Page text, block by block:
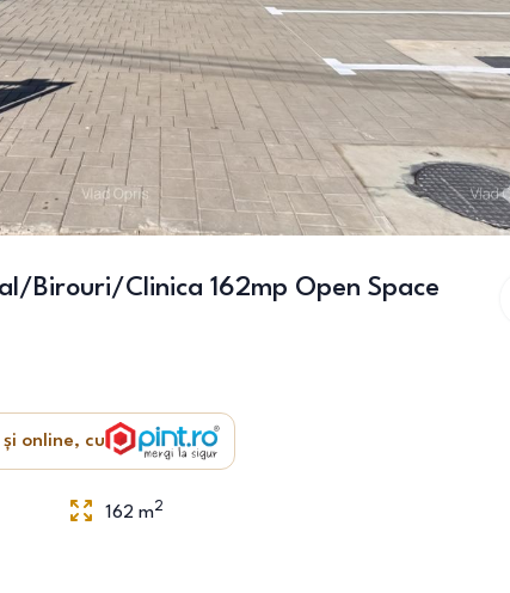
Birouri/Clinica 162mp Open Space
online, cu
162m2